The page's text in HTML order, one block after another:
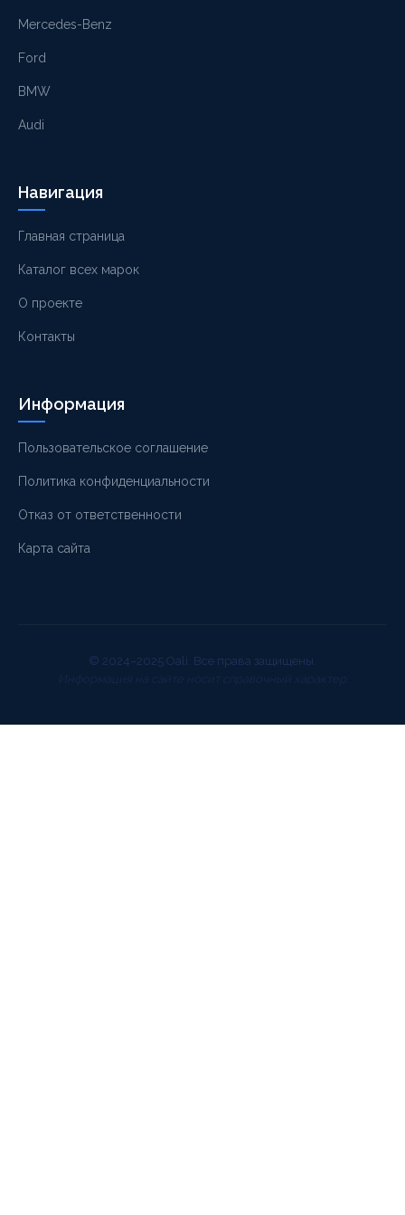
Mercedes-Benz
Ford
BMW
Audi
Навигация
Главная страница
Каталог всех марок
О проекте
Контакты
Информация
Пользовательское соглашение
Политика конфиденциальности
Отказ от ответственности
Карта сайта
© 2024–2025 Oali. Все права защищены.